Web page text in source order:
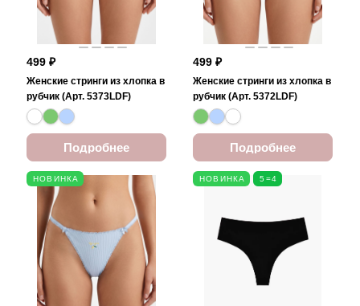
499 ₽
Женские стринги из хлопка в
рубчик (Арт. 5373LDF)
Подробнее
499 ₽
Женские стринги из хлопка в
рубчик (Арт. 5372LDF)
Подробнее
НОВИНКА НОВИНКА 5=4